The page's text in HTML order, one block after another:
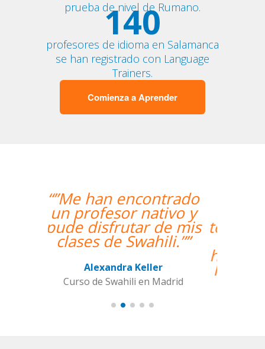
prueba de nivel de Rumano.
140
profesores de idioma en Salamanca
se han registrado con Language
Trainers.
Comienza a Aprender
“”The course is going
well and Eugenia, my
teacher, is fantastic. My
communication skills
have improved greatly.
I'm really enjoying the
lessons!””
Miguel Eufrasio